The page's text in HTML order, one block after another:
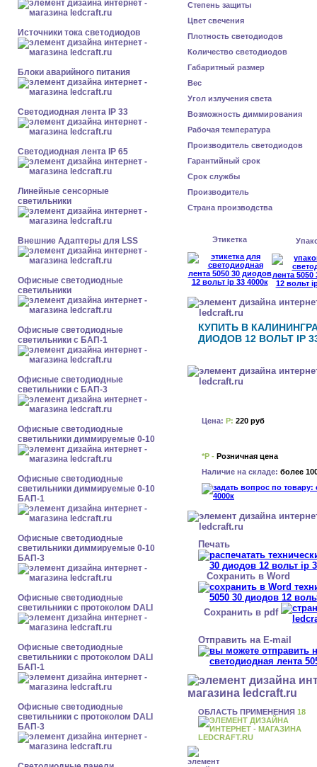
Источники тока светодиодов
Блоки аварийного питания
Светодиодная лента IP 33
Светодиодная лента IP 65
Линейные сенсорные
светильники
Внешние Адаптеры для LSS
Офисные светодиодные
светильники
Офисные светодиодные
светильники с БАП-1
Офисные светодиодные
светильники с БАП-3
Офисные светодиодные
светильники диммируемые 0-10
Офисные светодиодные
светильники диммируемые 0-10
БАП-1
Офисные светодиодные
светильники диммируемые 0-10
БАП-3
Офисные светодиодные
светильники с протоколом DALI
Офисные светодиодные
светильники с протоколом DALI
БАП-1
Офисные светодиодные
светильники с протоколом DALI
БАП-3
Степень защиты
Цвет свечения
Плотность светодиодов
Количество светодиодов
Габаритный размер
Вес
Угол излучения света
Возможность диммирования
Рабочая температура
Производитель светодиодов
Гарантийный срок
Срок службы
Производитель
Страна производства
Этикетка
КУПИТЬ В
ДИОДОВ 12 ВОЛЬТ IP
Цена: Р: 220 руб
*Р - Розничная цена
Наличие на складе: более
Печать
Сохранить в Word
Сохранить в pdf
Отправить на E-mail
ОБЛАСТЬ ПРИМЕНЕНИЯ 18